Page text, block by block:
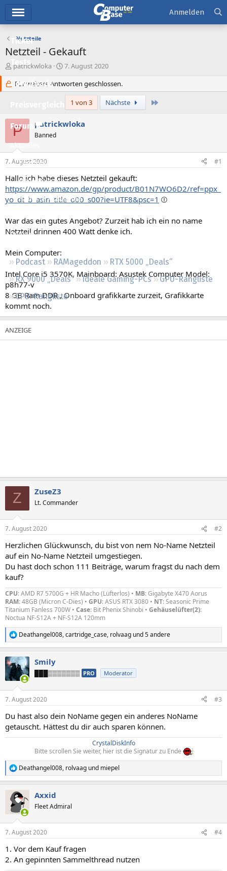
Ticker
Tests
Downloads
Forum
Aktuelles
Empfohlene Inhalte
Neue Beiträge
Neueste Aktivitäten
Leserartikel
Regeln
Podcast RAMageddon
RTX 5000 „Deals“
RX 9000 „Deals“
Ideale Gaming-PCs
GPU-Rangliste
CPU-Rangliste
Anmelden
Netzteile
Netzteil - Gekauft
E
s
t
l
e
r
patrickwloka
E
s
t
t
7. August 2020
Für weitere Antworten geschlossen.
1 von 3 Nächste
P patrickwloka
Banned
7. August 2020 #1
Hallo ich habe dieses Netzteil gekauft:
https://www.amazon.de/gp/product/B01N7WO6D2/ref=ppx_
yo_dt_b_asin_title_o00_s00?ie=UTF8&psc=1
War das ein gutes Angebot? Zurzeit hab ich ein no name
Netzteil drinnen 400 Watt denke ich.
Mein Computer:
Intel Core i5 3570K, Mainboard: Asustek Computer Model:
p8h77-v
8 GB Ram DDR , Onboard grafikkarte zurzeit, Grafikkarte
kommt noch.
Z ZuseZ3
Lt. Commander
7. August 2020 #2
Herzlichen Glückwunsch, du bist von nem No-Name Netzteil
auf ein No-Name Netzteil umgestiegen.
Du hast doch schon 111 Beiträge, warum fragst du nach dem
kauf?
CPU: AMD R7 5700G + HR Macho (Lüfterlos) • MB: Gigabyte X470 Aorus
RAM: 48GB (Micron C-Dies) • GPU: ASUS RTX 3080 • NT: Seasonic Prime
Titanium Fanless 700W • Case: Bit Phenix Shinobi • Gehäuselüfter(2):
Noctua NF-S12A + NF-S12A 120mm
R
e
k
t
i
e
:
Deathangel008,cartridge_case, rolvaag und 5 andere
Smily
███▒▒▒▒▒▒▒ PRO Moderator
7. August 2020 #3
Du hast also dein NoName gegen ein anderes NoName
getauscht. Hättest du dir auch sparen können.
CrystalDiskInfo
Bitte scrollen Sie weiter, hier ist die Signatur zu Ende
R
e
k
t
i
e
Deathangel008, rolvaag und miepel
Axxid
Fleet Admiral
7. August 2020 #4
1. Vor dem Kauf fragen
2. An gepinnten Sammelthread nutzen